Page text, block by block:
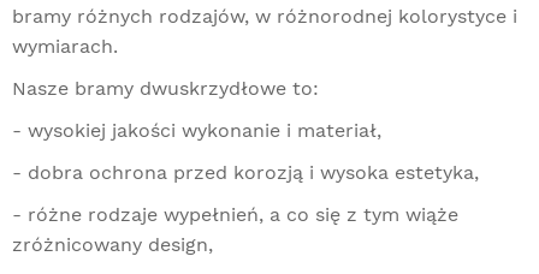
bramy różnych rodzajów, w różnorodnej kolorystyce i
wymiarach.
Nasze bramy dwuskrzydłowe to:
- wysokiej jakości wykonanie i materiał,
- dobra ochrona przed korozją i wysoka estetyka,
- różne rodzaje wypełnień, a co się z tym wiąże
zróżnicowany design,